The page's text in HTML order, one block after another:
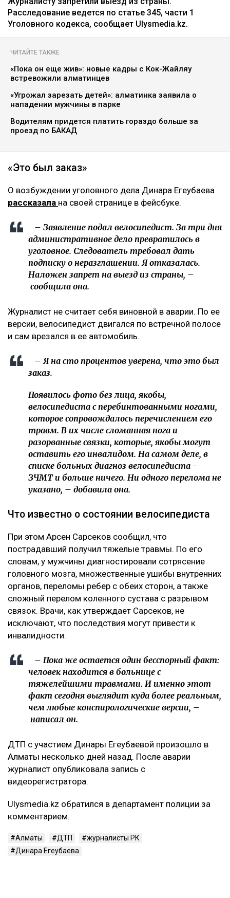
Расследование ведется по статье 345, части 1
Уголовного кодекса, сообщает Ulysmedia.kz.
ЧИТАЙТЕ ТАКЖЕ
«Пока он еще жив»: новые кадры с Кок-Жайляу
встревожили алматинцев
«Угрожал зарезать детей»: алматинка заявила о
нападении мужчины в парке
Водителям придется платить гораздо больше за
проезд по БАКАД
«Это был заказ»
О возбуждении уголовного дела Динара Егеубаева
рассказала на своей странице в фейсбуке.
– Заявление подал велосипедист. За три дня
административное дело превратилось в
уголовное. Следователь требовал дать
подписку о неразглашении. Я отказалась.
Наложен запрет на выезд из страны, –
сообщила она.
Журналист не считает себя виновной в аварии. По ее
версии, велосипедист двигался по встречной полосе
и сам врезался в ее автомобиль.
– Я на сто процентов уверена, что это был
заказ.
Появилось фото без лица, якобы,
велосипедиста с перебинтованными ногами,
которое сопровождалось перечислением его
травм. В их числе сломанная нога и
разорванные связки, которые, якобы могут
оставить его инвалидом. На самом деле, в
списке больных диагноз велосипедиста -
ЗЧМТ и больше ничего. Ни одного перелома не
указано, – добавила она.
Что известно о состоянии велосипедиста
При этом Арсен Сарсеков сообщил, что
пострадавший получил тяжелые травмы. По его
словам, у мужчины диагностировали сотрясение
головного мозга, множественные ушибы внутренних
органов, переломы ребер с обеих сторон, а также
сложный перелом коленного сустава с разрывом
связок. Врачи, как утверждает Сарсеков, не
исключают, что последствия могут привести к
инвалидности.
– Пока же остается один бесспорный факт:
человек находится в больнице с
тяжелейшими травмами. И именно этот
факт сегодня выглядит куда более реальным,
чем любые конспирологические версии, –
написал он.
ДТП с участием Динары Егеубаевой произошло в
Алматы несколько дней назад. После аварии
журналист опубликовала запись с
видеорегистратора.
Ulysmedia.kz обратился в департамент полиции за
комментарием.
Алматы ДТП
журналисты РК
Динара Егеубаева